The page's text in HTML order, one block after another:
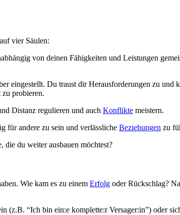
vier Säulen:
von deinen Fähigkeiten und Leistungen
eingestellt. Du traust dir Herausforderungen zu
zu probieren.
Distanz regulieren und auch Konflikte meistern.
für andere zu sein und verlässliche Beziehungen zu
die du weiter ausbauen möchtest?
Wie kam es zu einem Erfolg oder Rückschlag?
(z.B. “Ich bin ein:e komplette:r Versager:in”) oder